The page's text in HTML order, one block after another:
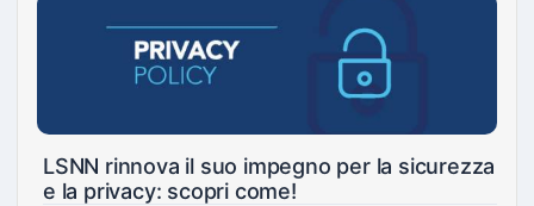
LSNN rinnova il suo impegno per la sicurezza
e la privacy: scopri come!